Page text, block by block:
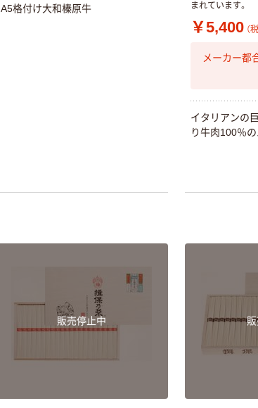
A5格付け大和榛原牛
まれています。
￥5,400 （
メーカー都
イタ リ アンの 巨
り牛肉100％の
販売停止中
（税込）
富士フイルム
instax mini13
ニチバン セロ
トイレシート
アスクル フラ
ノミータイプ